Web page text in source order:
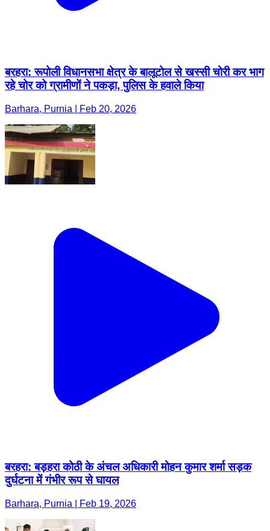
बरहरा: रूपोली विधानसभा क्षेत्र के बालूटोल से खस्सी चोरी कर भाग
रहे चोर को ग्रामीणों ने पकड़ा, पुलिस के हवाले किया
Barhara, Purnia | Feb 20, 2026
बरहरा: बड़हरा कोठी के अंचल अधिकारी मोहन कुमार शर्मा सड़क
दुर्घटना में गंभीर रूप से घायल
Barhara, Purnia | Feb 19, 2026